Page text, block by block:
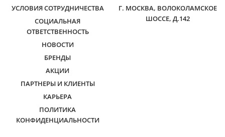
УСЛОВИЯ СОТРУДНИЧЕСТВА
СОЦИАЛЬНАЯ
ОТВЕТСТВЕННОСТЬ
НОВОСТИ
БРЕНДЫ
АКЦИИ
ПАРТНЕРЫ И КЛИЕНТЫ
КАРЬЕРА
ПОЛИТИКА
КОНФИДЕНЦИАЛЬНОСТИ
Г. МОСКВА, ВОЛОКОЛАМСКОЕ
ШОССЕ, Д.142